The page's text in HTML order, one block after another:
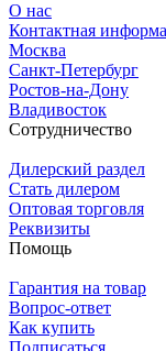
О нас
Контактная
Москва
Санкт-Петербург
Ростов-на-Дону
Владивосток
Сотрудничество
Дилерский раздел
Стать дилером
Оптовая торговля
Реквизиты
Помощь
Гарантия на товар
Вопрос-ответ
Как купить